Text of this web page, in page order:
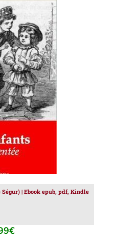
/ DÉTAILS
| Ebook epub, pdf, Kindle
€